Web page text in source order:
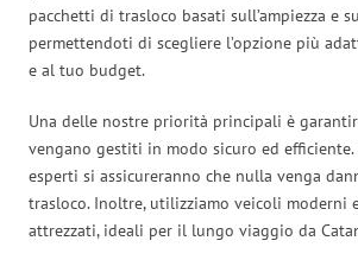
pacchetti di trasloco basati sull’ampiezza e
permettendoti di scegliere l’opzione più
e al tuo budget.
Una delle nostre priorità principali è
vengano gestiti in modo sicuro ed
esperti si assicureranno che nulla venga
trasloco. Inoltre, utilizziamo veicoli moderni
attrezzati, ideali per il lungo viaggio da